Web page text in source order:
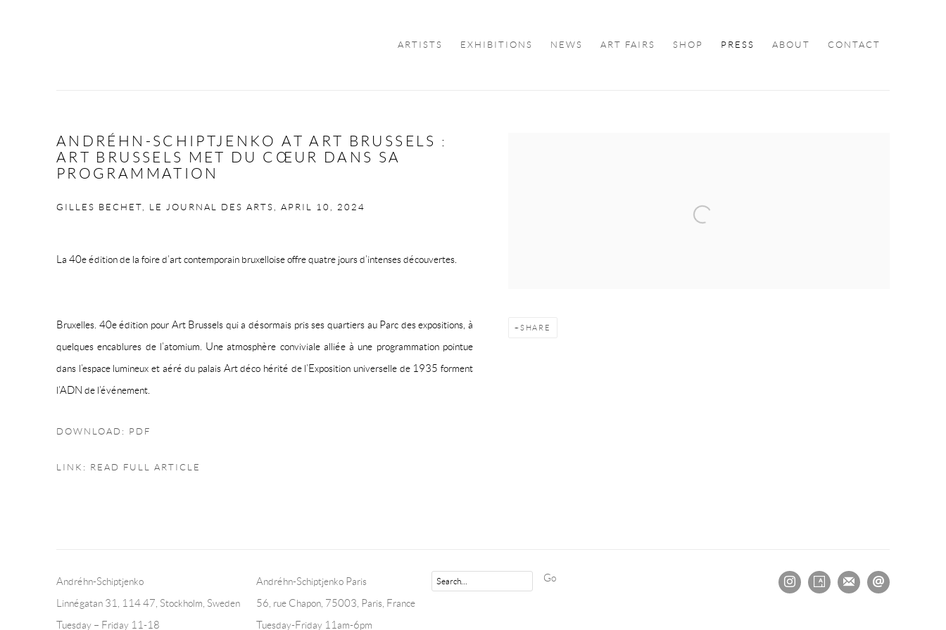
ARTISTS EXHIBITIONS NEWS ART FAIRS SHOP PRESS ABOUT CONTACT
ANDRÉHN-SCHIPTJENKO AT ART BRUSSELS :
ART BRUSSELS MET DU CŒUR DANS SA
PROGRAMMATION
GILLES BECHET, LE JOURNAL DES ARTS, APRIL 10, 2024
SHARE
La 40e édition de la foire d’art contemporain bruxelloise offre quatre jours d’intenses découvertes.
Bruxelles. 40e édition pour Art Brussels qui a désormais pris ses quartiers au Parc des expositions, à
quelques encablures de l’atomium. Une atmosphère conviviale alliée à une programmation pointue
dans l’espace lumineux et aéré du palais Art déco hérité de l’Exposition universelle de 1935 forment
l’ADN de l’événement.
DOWNLOAD: PDF
LINK: READ FULL ARTICLE
Andréhn-Schiptjenko
Linnégatan 31, 114 47, Stockholm, Sweden
Tuesday – Friday 11-18
Andréhn-Schiptjenko Paris
56, rue Chapon, 75003, Paris, France
Tuesday-Friday 11am-6pm
Go